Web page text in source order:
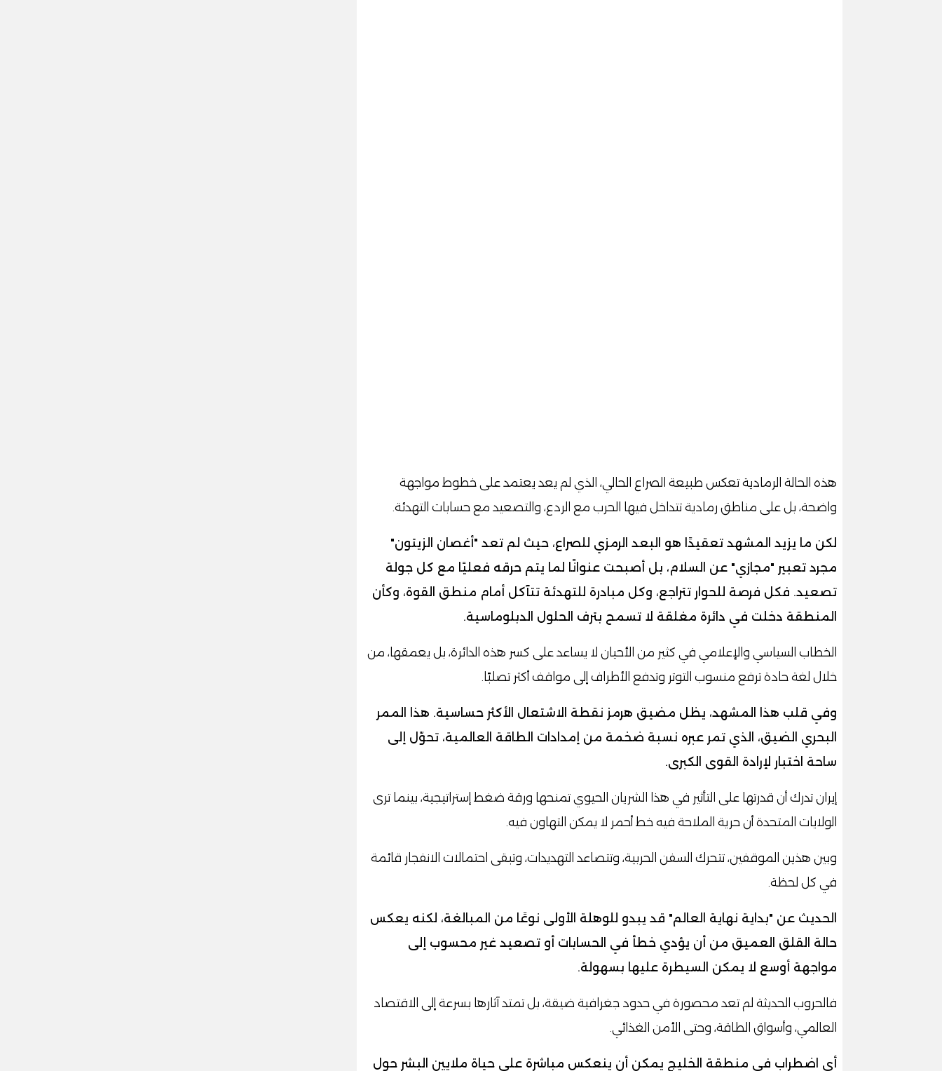
هذه الحالة الرمادية تعكس طبيعة الصراع الحالي، الذي لم يعد يعتمد على خطوط مواجهة
واضحة، بل على مناطق رمادية تتداخل فيها الحرب مع الردع، والتصعيد مع حسابات التهدئة.
لكن ما يزيد المشهد تعقيدًا هو البعد الرمزي للصراع، حيث لم تعد "أغصان الزيتون"
مجرد تعبير "مجازي" عن السلام، بل أصبحت عنوانًا لما يتم حرقه فعليًا مع كل جولة
تصعيد. فكل فرصة للحوار تتراجع، وكل مبادرة للتهدئة تتآكل أمام منطق القوة، وكأن
المنطقة دخلت في دائرة مغلقة لا تسمح بترف الحلول الدبلوماسية.
الخطاب السياسي والإعلامي في كثير من الأحيان لا يساعد على كسر هذه الدائرة، بل يعمقها، من
خلال لغة حادة ترفع منسوب التوتر وتدفع الأطراف إلى مواقف أكثر تصلبًا.
وفي قلب هذا المشهد، يظل مضيق هرمز نقطة الاشتعال الأكثر حساسية. هذا الممر
البحري الضيق، الذي تمر عبره نسبة ضخمة من إمدادات الطاقة العالمية، تحوّل إلى
ساحة اختبار لإرادة القوى الكبرى.
إيران تدرك أن قدرتها على التأثير في هذا الشريان الحيوي تمنحها ورقة ضغط إستراتيجية، بينما ترى
الولايات المتحدة أن حرية الملاحة فيه خط أحمر لا يمكن التهاون فيه.
وبين هذين الموقفين، تتحرك السفن الحربية، وتتصاعد التهديدات، وتبقى احتمالات الانفجار قائمة
في كل لحظة.
الحديث عن "بداية نهاية العالم" قد يبدو للوهلة الأولى نوعًا من المبالغة، لكنه يعكس
حالة القلق العميق من أن يؤدي خطأ في الحسابات أو تصعيد غير محسوب إلى
مواجهة أوسع لا يمكن السيطرة عليها بسهولة.
فالحروب الحديثة لم تعد محصورة في حدود جغرافية ضيقة، بل تمتد آثارها بسرعة إلى الاقتصاد
العالمي، وأسواق الطاقة، وحتى الأمن الغذائي.
أي اضطراب في منطقة الخليج يمكن أن ينعكس مباشرة على حياة ملايين البشر حول